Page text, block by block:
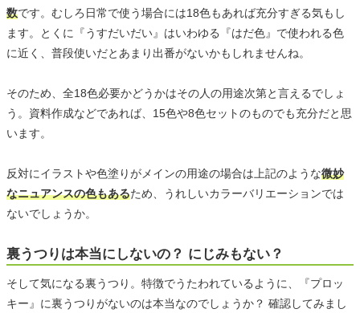
数です。むしろ日常で使う場合には18色もあれば充分すぎる気もし
ます。とくに『うすだいだい』はいわゆる『はだ色』で使われる色
に近く、普段使いだとあまり出番がないかもしれませんね。
そのため、全18色必要かどうかはその人の用途次第と言えるでしょ
う。資料作成などであれば、15色や8色セットのものでも充分だと思
います。
反対にイラストや色塗りがメインの用途の場合は上記のような微妙
なニュアンスの色もあるため、うれしいカラーバリエーションでは
ないでしょうか。
裏うつりは本当にしないの？ にじみもない？
そして気になる裏うつり。特徴でうたわれているように、『プロッ
キー』に裏うつりがないのは本当なのでしょうか？ 確認してみまし